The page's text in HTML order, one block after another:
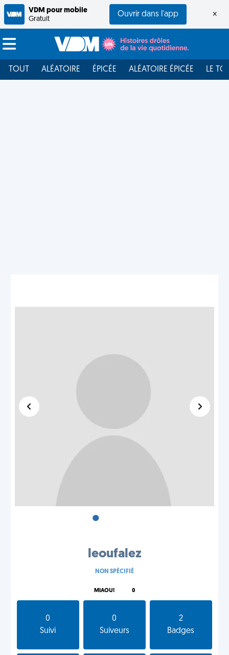
VDM pour mobile
Gratuit
Ouvrir dans l'app ×
TOUT ALÉATOIRE ÉPICÉE ALÉATOIRE ÉPICÉE LE
•
leoufalez
NON SPÉCIFIÉ
MIAOU! 0
0
Suivi
0
Suiveurs
2
Badges